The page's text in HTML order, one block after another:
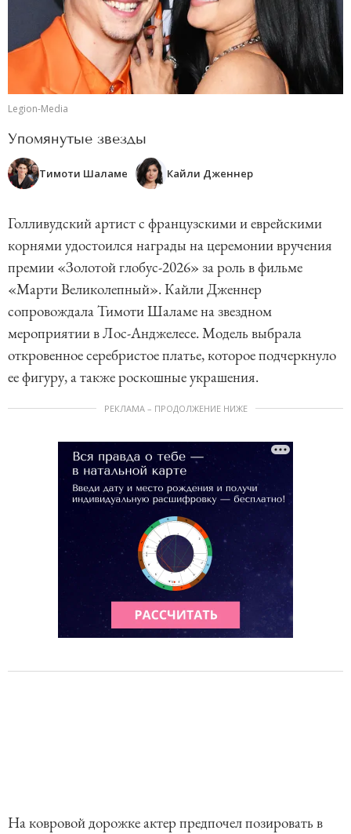
Legion-Media
Упомянутые звезды
Тимоти Шаламе Кайли Дженнер
Голливудский артист с французскими и еврейскими
корнями удостоился награды на церемонии вручения
премии «Золотой глобус-2026» за роль в фильме
«Марти Великолепный». Кайли Дженнер
сопровождала Тимоти Шаламе на звездном
мероприятии в Лос-Анджелесе. Модель выбрала
откровенное серебристое платье, которое подчеркнуло
ее фигуру, а также роскошные украшения.
РЕКЛАМА – ПРОДОЛЖЕНИЕ НИЖЕ
На ковровой дорожке актер предпочел позировать в